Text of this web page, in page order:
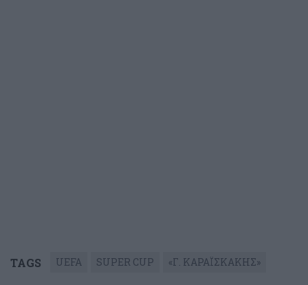
TAGS UEFA SUPER CUP «Γ. ΚΑΡΑΪΣΚΑΚΗΣ»